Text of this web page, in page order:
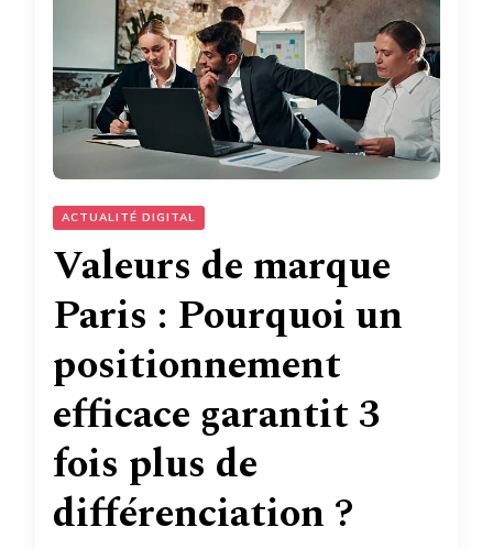
ACTUALITÉ DIGITAL
Valeurs de marque
Paris : Pourquoi un
positionnement
efficace garantit 3
fois plus de
différenciation ?